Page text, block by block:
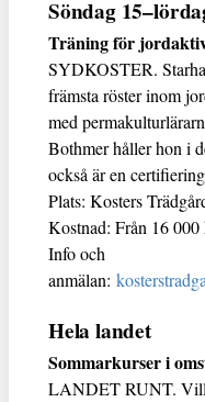
Söndag
Träning för
SYDKOSTER.
främsta röster inom
med
Bothmer håller hon i
också är en
Plats: Kosters
Kostnad: Från 16
Info och
anmälan:
Hela landet
Sommarkurser i
LANDET RUNT. Vill